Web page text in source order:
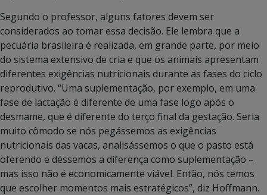
Segundo o professor, alguns fatores devem ser
considerados ao tomar essa decisão. Ele lembra que a
pecuária brasileira é realizada, em grande parte, por meio
do sistema extensivo de cria e que os animais apresentam
diferentes exigências nutricionais durante as fases do ciclo
reprodutivo. “Uma suplementação, por exemplo, em uma
fase de lactação é diferente de uma fase logo após o
desmame, que é diferente do terço final da gestação. Seria
muito cômodo se nós pegássemos as exigências
nutricionais das vacas, analisássemos o que o pasto está
oferendo e déssemos a diferença como suplementação –
mas isso não é economicamente viável. Então, nós temos
que escolher momentos mais estratégicos”, diz Hoffmann.